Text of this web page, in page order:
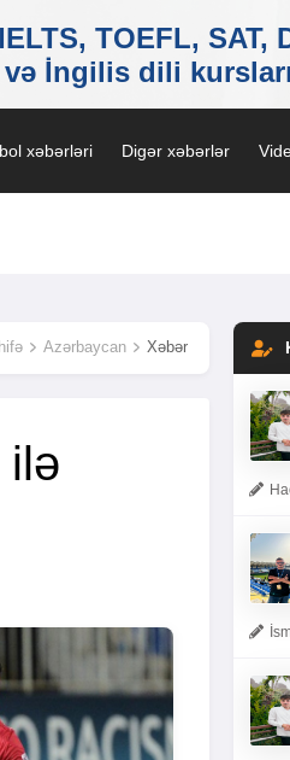
xəbərləri Digər xəbərlər
Azərbaycan Xəbər
ilə